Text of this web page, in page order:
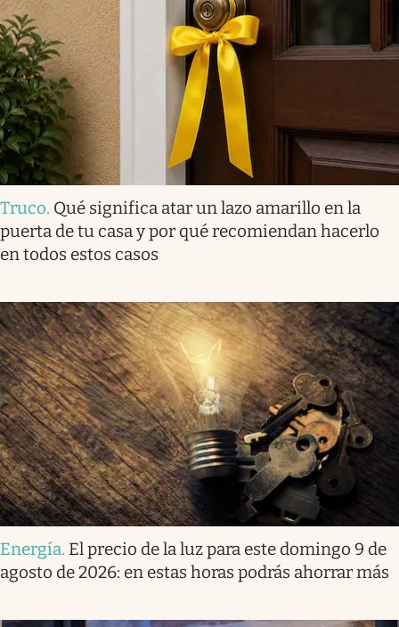
Truco. Qué significa atar un lazo amarillo en la
puerta de tu casa y por qué recomiendan hacerlo
en todos estos casos
Energía. El precio de la luz para este domingo 9 de
agosto de 2026: en estas horas podrás ahorrar más